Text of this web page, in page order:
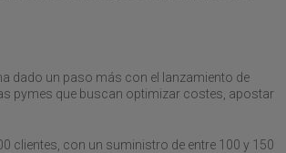
dado un paso más con el lanzamiento de
pymes que buscan optimizar costes, apostar
clientes, con un suministro de entre 100 y 150